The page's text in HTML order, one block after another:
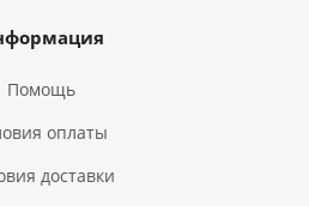
Помощь
оплаты
доставки